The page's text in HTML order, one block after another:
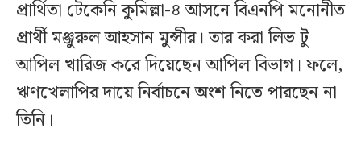
প্রার্থিতা টেকেনি কুমিল্লা-৪ আসনে বিএনপি মনোনীত
প্রার্থী মঞ্জুরুল আহসান মুন্সীর। তার করা লিভ টু
আপিল খারিজ করে দিয়েছেন আপিল বিভাগ। ফলে,
ঋণখেলাপির দায়ে নির্বাচনে অংশ নিতে পারছেন না
তিনি।